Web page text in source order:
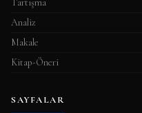
Analiz
Makale
Kitap-Öneri
SAYFALAR